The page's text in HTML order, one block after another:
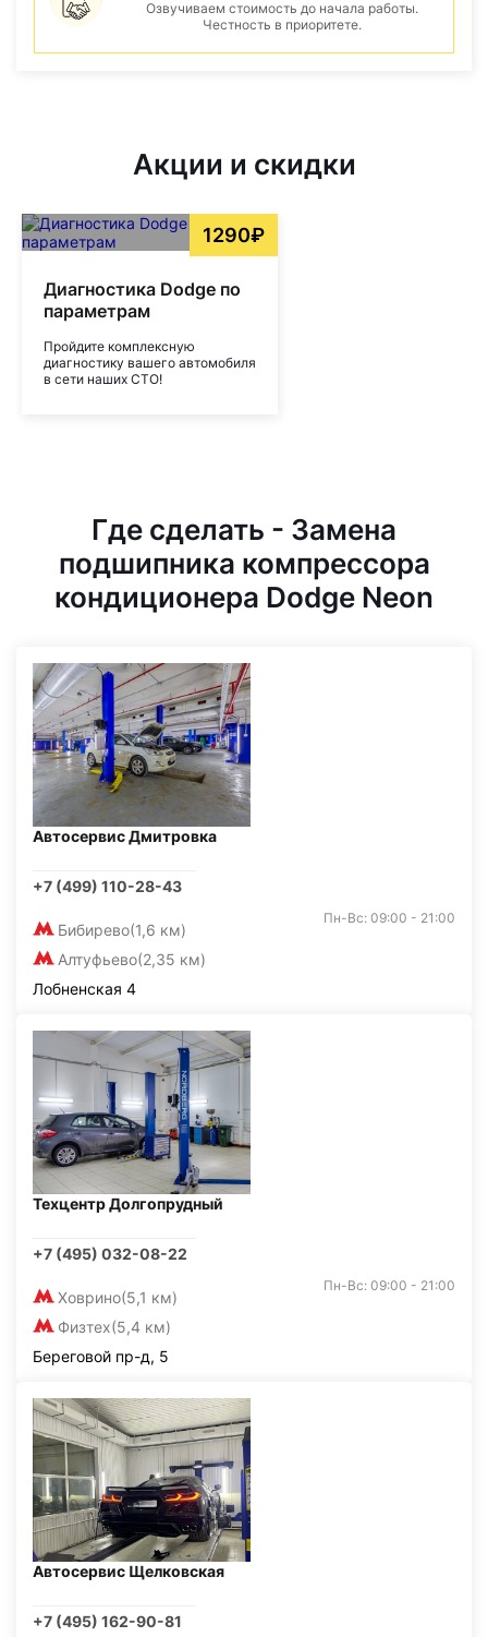
Озвучиваем стоимость до начала работы.
Честность в приоритете.
Акции и скидки
1290₽
Диагностика Dodge по
параметрам
Пройдите комплексную
диагностику вашего автомобиля
в сети наших СТО!
Где сделать - Замена
подшипника компрессора
кондиционера Dodge Neon
Автосервис Дмитровка
+7 (499) 110-28-43
Бибирево(1,6 км)
Алтуфьево(2,35 км)
Пн-Вс: 09:00 - 21:00
Лобненская 4
Техцентр Долгопрудный
+7 (495) 032-08-22
Ховрино(5,1 км)
Физтех(5,4 км)
Пн-Вс: 09:00 - 21:00
Береговой пр-д, 5
Автосервис Щелковская
+7 (495) 162-90-81